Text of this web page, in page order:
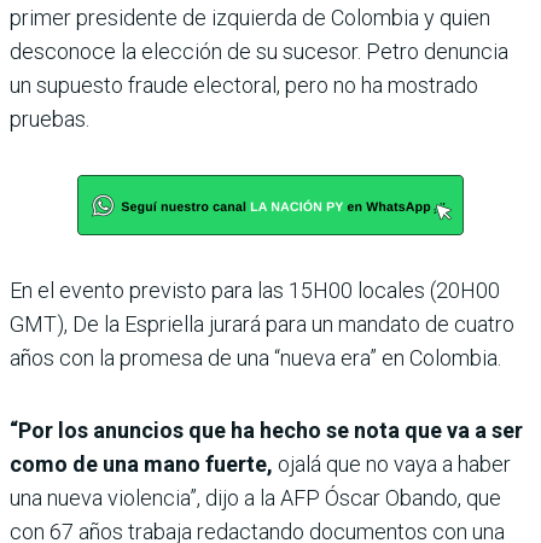
primer presidente de izquierda de Colombia y quien
desconoce la elección de su sucesor. Petro denuncia
un supuesto fraude electoral, pero no ha mostrado
pruebas.
En el evento previsto para las 15H00 locales (20H00
GMT), De la Espriella jurará para un mandato de cuatro
años con la promesa de una “nueva era” en Colombia.
“Por los anuncios que ha hecho se nota que va a ser
como de una mano fuerte, ojalá que no vaya a haber
una nueva violencia”, dijo a la AFP Óscar Obando, que
con 67 años trabaja redactando documentos con una